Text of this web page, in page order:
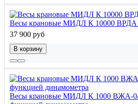
Весы крановые МИДЛ К 10000 ВРДА
37 900 руб
В корзину
Весы крановые МИДЛ К 1000 ВЖА-